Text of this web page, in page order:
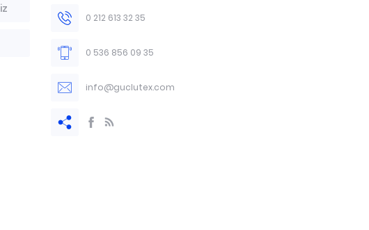
0 212 613 32 35
0 536 856 09 35
info@guclutex.com